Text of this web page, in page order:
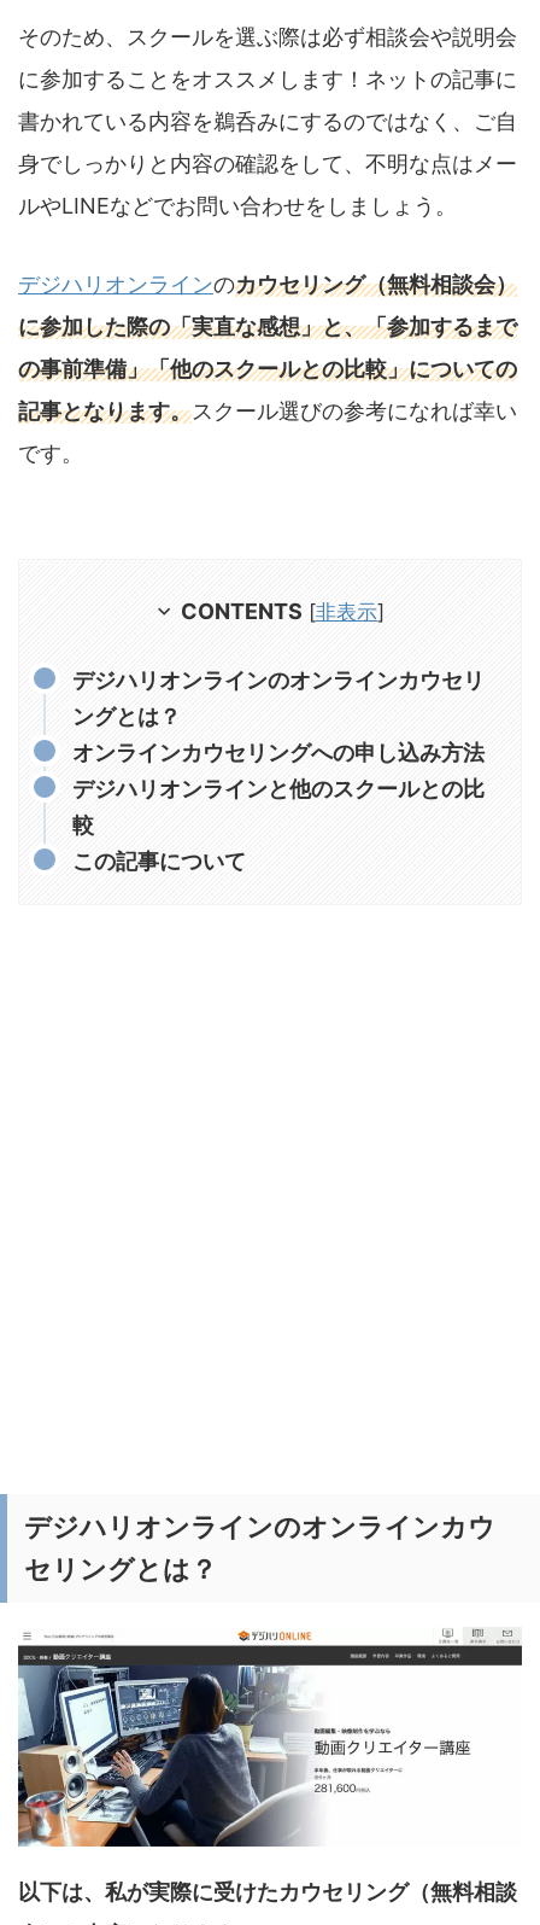
そのため、スクールを選ぶ際は必ず相談会や説明会
に参加することをオススメします！ネットの記事に
書かれている内容を鵜呑みにするのではなく、ご自
身でしっかりと内容の確認をして、不明な点はメー
ルやLINEなどでお問い合わせをしましょう。
デジハリオンラインのカウセリング（無料相談会）
に参加した際の「実直な感想」と、「参加するまで
の事前準備」「他のスクールとの比較」についての
記事となります。スクール選びの参考になれば幸い
です。
CONTENTS [非表示]
デジハリオンラインのオンラインカウセリ
ングとは？
オンラインカウセリングへの申し込み方法
デジハリオンラインと他のスクールとの比
較
この記事について
デジハリオンラインのオンラインカウ
セリングとは？
以下は、私が実際に受けたカウセリング（無料相談